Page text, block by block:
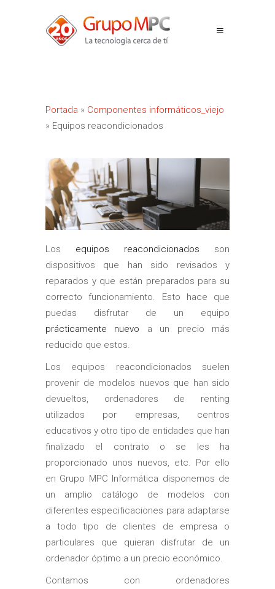
Portada » Componentes informáticos_viejo
» Equipos reacondicionados
Los equipos reacondicionados son
dispositivos que han sido revisados y
reparados y que están preparados para su
correcto funcionamiento. Esto hace que
puedas disfrutar de un equipo
prácticamente nuevo a un precio más
reducido que estos.
Los equipos reacondicionados suelen
provenir de modelos nuevos que han sido
devueltos, ordenadores de renting
utilizados por empresas, centros
educativos y otro tipo de entidades que han
finalizado el contrato o se les ha
proporcionado unos nuevos, etc. Por ello
en Grupo MPC Informática disponemos de
un amplio catálogo de modelos con
diferentes especificaciones para adaptarse
a todo tipo de clientes de empresa o
particulares que quieran disfrutar de un
ordenador óptimo a un precio económico.
Contamos con ordenadores